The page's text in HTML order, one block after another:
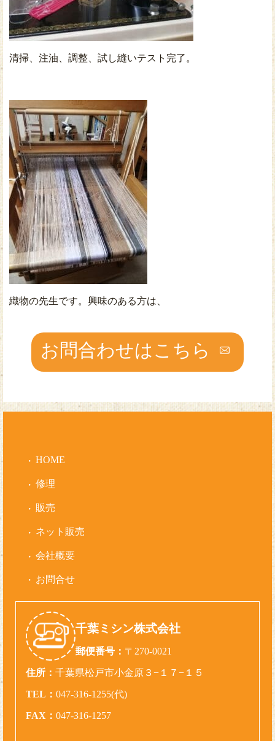
清掃、注油、調整、試し縫いテスト完了。
織物の先生です。興味のある方は、
お問合わせはこちら
HOME
修理
販売
ネット販売
会社概要
お問合せ
千葉ミシン株式会社
郵便番号： 〒270-0021
住所： 千葉県松戸市小金原３−１７−１５
TEL： 047-316-1255(代)
FAX： 047-316-1257